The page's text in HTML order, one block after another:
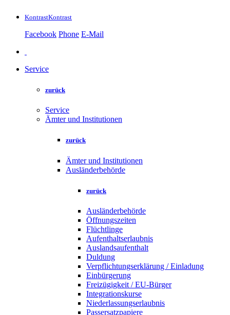
KontrastKontrast
Facebook Phone E-Mail
Service
zurück
Service
Ämter und Institutionen
zurück
Ämter und Institutionen
Ausländerbehörde
zurück
Ausländerbehörde
Öffnungszeiten
Flüchtlinge
Aufenthaltserlaubnis
Auslandsaufenthalt
Duldung
Verpflichtungserklärung / Einladung
Einbürgerung
Freizügigkeit / EU-Bürger
Integrationskurse
Niederlassungserlaubnis
Passersatzpapiere